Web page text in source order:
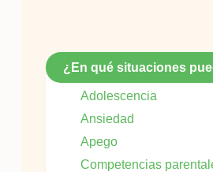
¿En qué situaciones
Adolescencia
Ansiedad
Apego
Competencias